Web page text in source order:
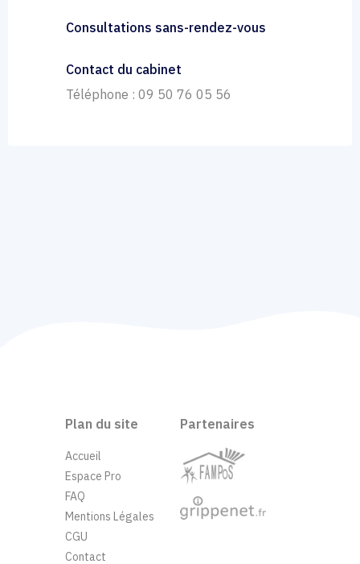
Consultations sans-rendez-vous
Contact du cabinet
Téléphone : 09 50 76 05 56
Plan du site
Accueil
Espace Pro
FAQ
Mentions Légales
CGU
Contact
Partenaires